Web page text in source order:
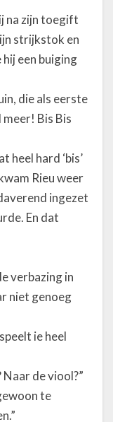
na zijn toegift
strijkstok en
een buiging
die als eerste
Bis Bis
heel hard ‘bis’
Rieu weer
ingezet
En dat
verbazing in
niet genoeg
ie heel
de viool?”
te